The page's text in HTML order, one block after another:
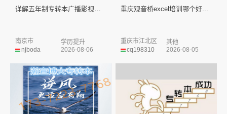
njboda
南京市
学历提升
2026-08-06
重庆观音桥excel培训哪个好...
cq198310
重庆市江北区
其他
2026-08-05